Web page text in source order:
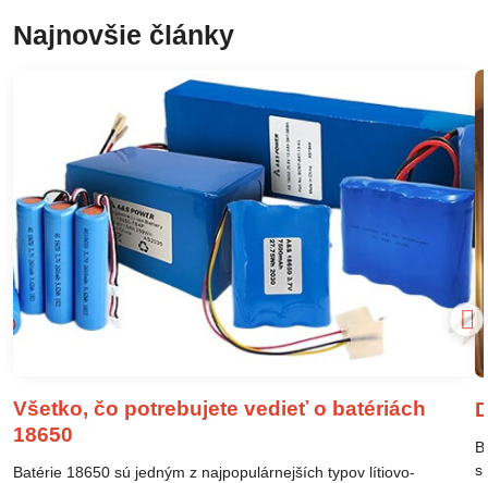
Najnovšie články
Všetko, čo potrebujete vedieť o batériách
18650
Batérie 18650 sú jedným z najpopulárnejších typov lítiovo-